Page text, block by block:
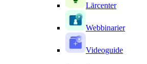
Lärcenter
Webbinarier
Videoguide